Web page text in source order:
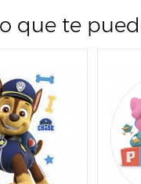
que te